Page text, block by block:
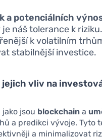
a potenciálních
náš tolerance k
k volatilním
stabilnější investice.
jejich vliv na
jsou blockchain a
a predikci vývoje. Tyto
a minimalizovat